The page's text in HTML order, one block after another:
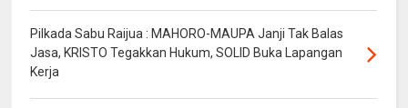
Pilkada Sabu Raijua : MAHORO-MAUPA Janji Tak Balas
Jasa, KRISTO Tegakkan Hukum, SOLID Buka Lapangan
Kerja